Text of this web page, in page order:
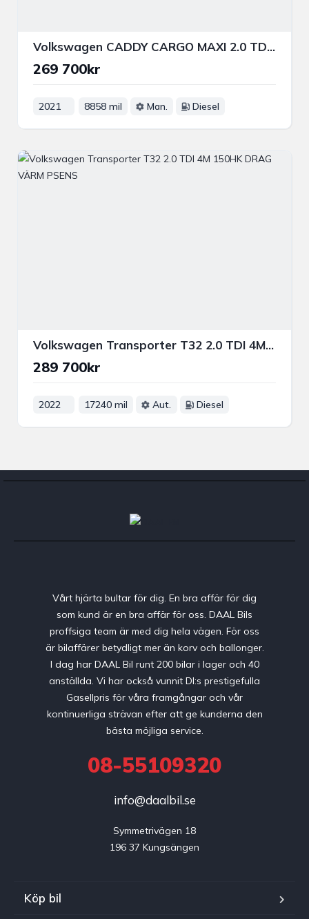
Volkswagen CADDY CARGO MAXI 2.0 TDI 4M 122HK DRAG
269 700kr
2021 8858 mil Man. Diesel
Volkswagen Transporter T32 2.0 TDI 4M 150HK DRAG VÄRM PSENS
289 700kr
2022 17240 mil Aut. Diesel
Vårt hjärta bultar för dig. En bra affär för dig
som kund är en bra affär för oss. DAAL Bils
proffsiga team är med dig hela vägen. För oss
är bilaffärer betydligt mer än korv och ballonger.
I dag har DAAL Bil runt 200 bilar i lager och 40
anställda. Vi har också vunnit DI:s prestigefulla
Gasellpris för våra framgångar och vår
kontinuerliga strävan efter att ge kunderna den
bästa möjliga service.
08-55109320
info@daalbil.se
Symmetrivägen 18
196 37 Kungsängen
Köp bil